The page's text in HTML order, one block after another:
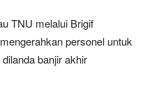
TNU melalui Brigif
personel untuk
banjir akhir